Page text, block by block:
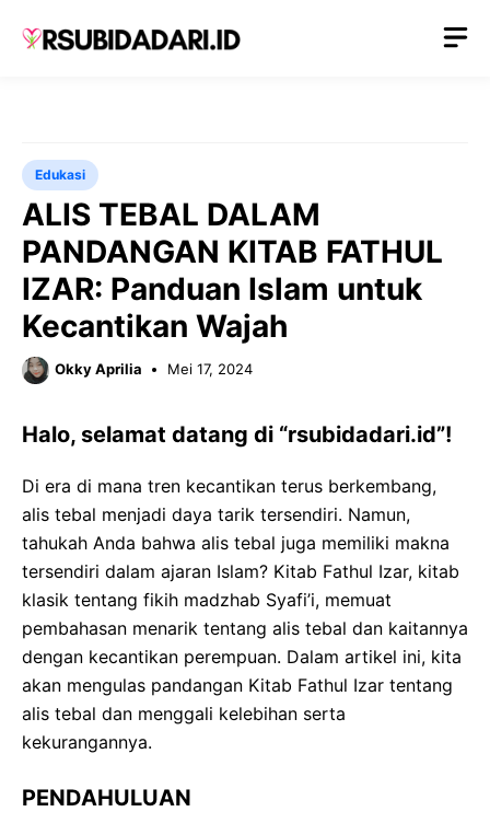
Edukasi
ALIS TEBAL DALAM
PANDANGAN KITAB FATHUL
IZAR: Panduan Islam untuk
Kecantikan Wajah
Okky Aprilia Mei 17, 2024
Halo, selamat datang di “rsubidadari.id”!
Di era di mana tren kecantikan terus berkembang,
alis tebal menjadi daya tarik tersendiri. Namun,
tahukah Anda bahwa alis tebal juga memiliki makna
tersendiri dalam ajaran Islam? Kitab Fathul Izar, kitab
klasik tentang fikih madzhab Syafi’i, memuat
pembahasan menarik tentang alis tebal dan kaitannya
dengan kecantikan perempuan. Dalam artikel ini, kita
akan mengulas pandangan Kitab Fathul Izar tentang
alis tebal dan menggali kelebihan serta
kekurangannya.
PENDAHULUAN